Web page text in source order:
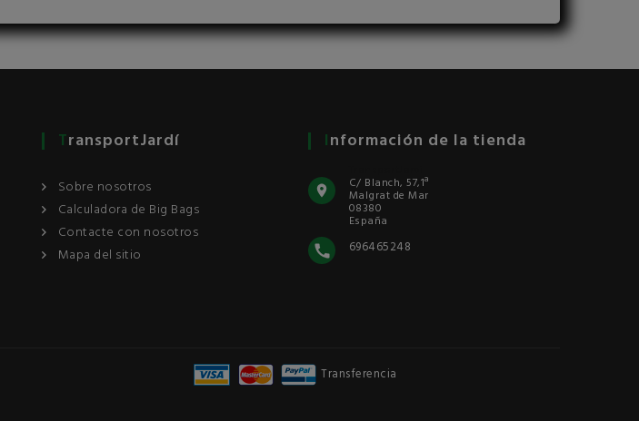
TransportJardí
Sobre nosotros
Calculadora de Big Bags
Contacte con nosotros
Mapa del sitio
Información de la tienda
C/ Blanch, 57,1ª
Malgrat de Mar
08380
España
696465248
Transferencia